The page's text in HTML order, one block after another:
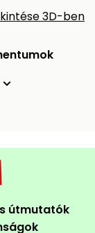
3D-ben
útmutatók